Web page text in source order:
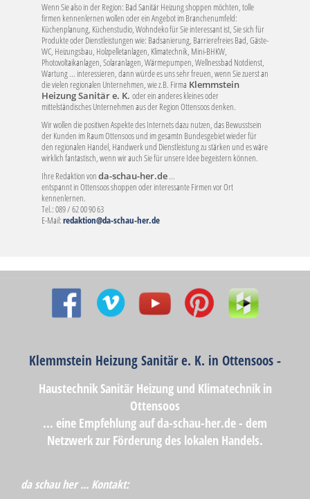
Wenn Sie also in der Region: Bad Sanitär Heizung shoppen möchten, tolle
firmen kennenlernen wollen oder ein Angebot im Branchenumfeld:
Küchenplanung, Küchenstudio, Wohndeko für Sie interessant ist, Sie sich für
Produkte oder Dienstleistungen wie: Badsanierung, Barrierefreies Bad, Gäste-
WC, Heizungsbau, Holzpelletanlagen, Klimatechnik, Mini-BHKW,
Photovoltaikanlagen, Solaranlagen, Wärmepumpen, Wellnessbad Notdienst,
Wartung ... interessieren, dann würde es uns sehr freuen, wenn Sie zuerst an
die vielen regionalen Unternehmen, wie z.B. Firma Klemmstein
Heizung Sanitär e. K. oder ein anderes kleines oder
mittelständisches Unternehmen aus der Region Ottensoos denken.
Wir wollen die positiven Aspekte des Internets dazu nutzen, das Bewusstsein
der Kunden im Raum Ottensoos und im gesamtn Bundesgebiet wieder für
den regionalen Handel, Handwerk und Dienstleistung zu stärken und es wäre
wirklich fantastisch, wenn wir auch Sie für unsere Idee begeistern können.
Ihre Redaktion vonda-schau-her.de...
entspannt in Ottensoos shoppen oder interessante Firmen vor Ort
kennenlernen.
Tel.: 089 / 62 00 90 63
E-Mail:redaktion@da-schau-her.de
Klemmstein Heizung Sanitär e. K. in Ottensoos -
Haustechnik Sanitär Heizung und Klimatechnik in
Ottensoos
... eine Empfehlung auf da-schau-her.de - dem
Netzwerk zur Förderung des lokalen Handels.
da schau her ... Kontakt: